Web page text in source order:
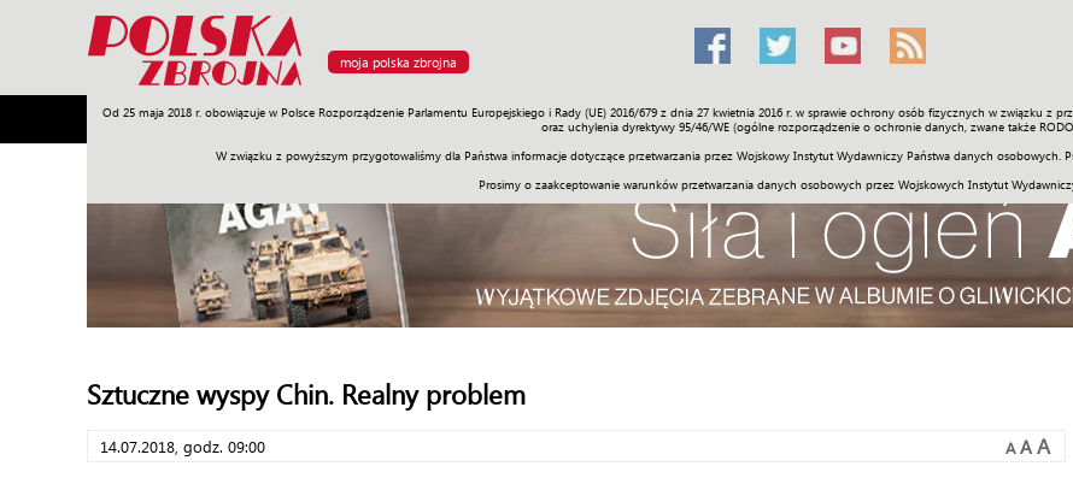
moja polska zbrojna
Od 25 maja 2018 r. obowiązuje w Polsce Rozporządzenie Parlamentu Europejskiego i Rady (UE) 2016/679 z dnia 27 kwietnia 2016 r. w sprawie ochrony osób fizycznych w związku z
oraz uchylenia dyrektywy 95/46/WE (ogólne rozporządzenie o ochronie danych, zwane także
W związku z powyższym przygotowaliśmy dla Państwa informacje dotyczące przetwarzania przez Wojskowy Instytut Wydawniczy Państwa danych osobowych.
Prosimy o zaakceptowanie warunków przetwarzania danych osobowych przez Wojskowych Instytut
Armia Poligon Sprzęt Misje Polityka Prawo Świat Społeczność Sport Historia Galerie Wideo
Sztuczne wyspy Chin. Realny problem
14.07.2018, godz. 09:00 A A A